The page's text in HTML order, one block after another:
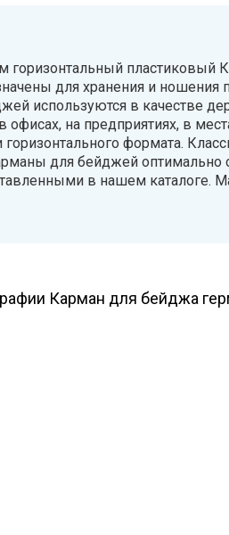
пластиковый
для хранения и ношения
используются в качестве
офисах, на предприятиях, в
горизонтального формата.
для бейджей оптимально
в нашем каталоге.
Карман для бейджа